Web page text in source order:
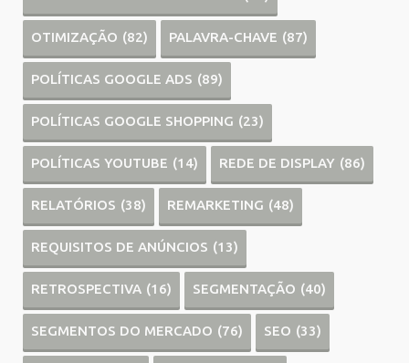
OTIMIZAÇÃO (82) PALAVRA-CHAVE (87)
POLÍTICAS GOOGLE ADS (89)
POLÍTICAS GOOGLE SHOPPING (23)
POLÍTICAS YOUTUBE (14) REDE DE DISPLAY (86)
RELATÓRIOS (38) REMARKETING (48)
REQUISITOS DE ANÚNCIOS (13)
RETROSPECTIVA (16) SEGMENTAÇÃO (40)
SEGMENTOS DO MERCADO (76) SEO (33)